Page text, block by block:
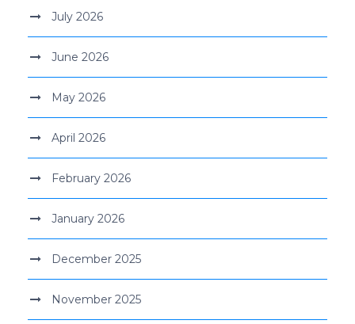
July 2026
June 2026
May 2026
April 2026
February 2026
January 2026
December 2025
November 2025